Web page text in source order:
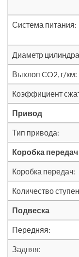
Система питания:
Диаметр
Выхлоп CO2, г/км:
Коэффициент
Привод
Тип привода:
Коробка передач
Коробка передач:
Количество
Подвеска
Передняя:
Задняя: